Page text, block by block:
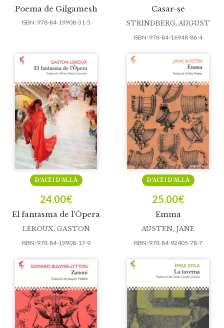
Poema de Gilgamesh
ISBN: 978-84-19908-31-5
Casar-se
STRINDBERG, AUGUST
ISBN: 978-84-16948-86-4
El fantasma de l’Òpera
D’ACÍ I D’ALLÀ
24.00€
LEROUX, GASTON
ISBN: 978-84-19908-17-9
Emma
D’ACÍ I D’ALLÀ
25.00€
AUSTEN, JANE
ISBN: 978-84-92405-78-7